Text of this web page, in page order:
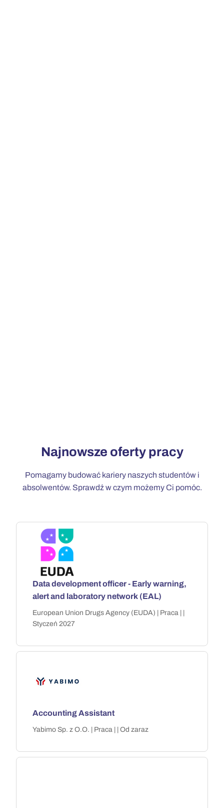
Najnowsze oferty pracy
Pomagamy budować kariery naszych studentów i
absolwentów. Sprawdź w czym możemy Ci pomóc.
Data development officer - Early warning,
alert and laboratory network (EAL)
European Union Drugs Agency (EUDA) | Praca | |
Styczeń 2027
Accounting Assistant
Yabimo Sp. z O.O. | Praca | | Od zaraz